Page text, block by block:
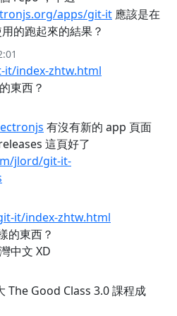
apps/git-it 應該是在
的跑起來的結果？
index-zhtw.html
東西？
有沒有新的 app 頁面
這頁好了
jlord/git-it-
it/index-zhtw.html
的東西？
中文 XD
The Good Class 3.0 課程成